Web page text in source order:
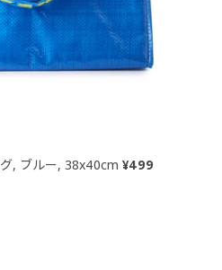
, ブルー, 38x40cm ¥499